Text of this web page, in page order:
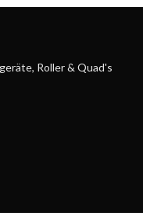
Roller & Quad's